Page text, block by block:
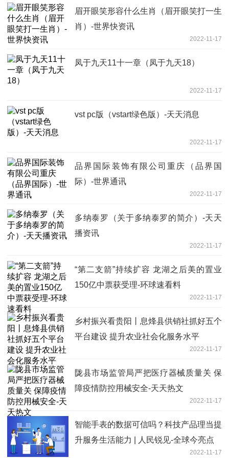
眉开眼笑形容什么生肖（眉开眼笑打一生
肖）-世界快资讯
2022-11-17
凤于九天11十一章（凤于九天18）
2022-11-17
vst pc版（vstart绿色版）-天天消息
2022-11-17
品界国际装饰有限公司重庆（品界国
际）-世界通讯
2022-11-17
多纳泰罗（关于多纳泰罗的简介）-天天
播资讯
2022-11-17
“第二支箭”持续扩容 龙湖之后美的置业
150亿中票获受理-环球速看料
2022-11-17
乡村振兴看贵阳丨息烽县供销社抓好五个
平台建设 提升农业社会化服务水平
2022-11-17
陇县市场监管局严把医疗器械质量关 保
障疫情防控用械安全-天天热文
2022-11-17
智能手表的数据可信吗？科技产品理当提
升服务生活能力 | 人民锐见-全球今亮点
2022-11-17